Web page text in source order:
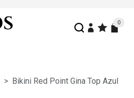
0
Bikini Red Point Gina Top Azul